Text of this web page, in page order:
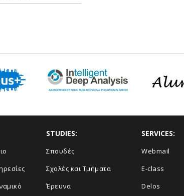
STUDIES:
Σπουδές
Σχολές και Τμήματα
Έρευνα
SERVICES:
Webmail
E-class
Delos